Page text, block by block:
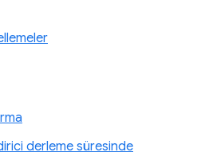
derleme süresinde